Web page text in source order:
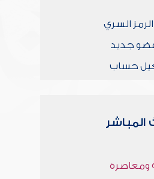
السري
جديد
حساب
المباشر